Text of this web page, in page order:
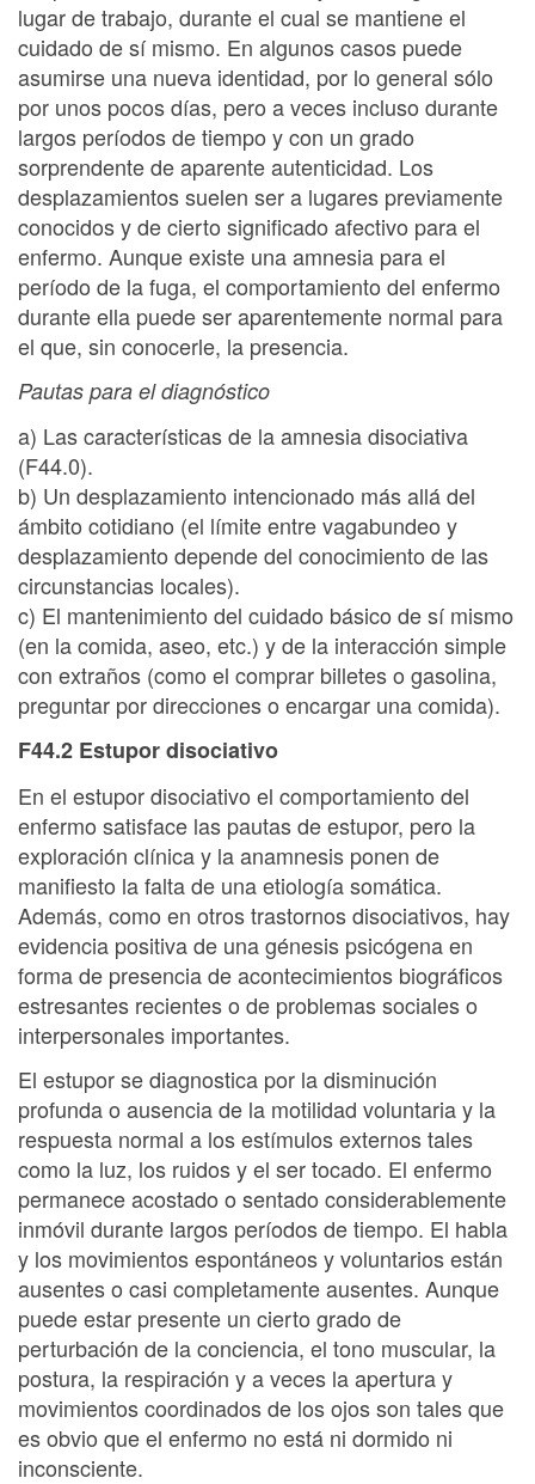
lugar de trabajo, durante el cual se mantiene el
cuidado de sí mismo. En algunos casos puede
asumirse una nueva identidad, por lo general sólo
por unos pocos días, pero a veces incluso durante
largos períodos de tiempo y con un grado
sorprendente de aparente autenticidad. Los
desplazamientos suelen ser a lugares previamente
conocidos y de cierto significado afectivo para el
enfermo. Aunque existe una amnesia para el
período de la fuga, el comportamiento del enfermo
durante ella puede ser aparentemente normal para
el que, sin conocerle, la presencia.
Pautas para el diagnóstico
a) Las características de la amnesia disociativa
(F44.0).
b) Un desplazamiento intencionado más allá del
ámbito cotidiano (el límite entre vagabundeo y
desplazamiento depende del conocimiento de las
circunstancias locales).
c) El mantenimiento del cuidado básico de sí mismo
(en la comida, aseo, etc.) y de la interacción simple
con extraños (como el comprar billetes o gasolina,
preguntar por direcciones o encargar una comida).
F44.2 Estupor disociativo
En el estupor disociativo el comportamiento del
enfermo satisface las pautas de estupor, pero la
exploración clínica y la anamnesis ponen de
manifiesto la falta de una etiología somática.
Además, como en otros trastornos disociativos, hay
evidencia positiva de una génesis psicógena en
forma de presencia de acontecimientos biográficos
estresantes recientes o de problemas sociales o
interpersonales importantes.
El estupor se diagnostica por la disminución
profunda o ausencia de la motilidad voluntaria y la
respuesta normal a los estímulos externos tales
como la luz, los ruidos y el ser tocado. El enfermo
permanece acostado o sentado considerablemente
inmóvil durante largos períodos de tiempo. El habla
y los movimientos espontáneos y voluntarios están
ausentes o casi completamente ausentes. Aunque
puede estar presente un cierto grado de
perturbación de la conciencia, el tono muscular, la
postura, la respiración y a veces la apertura y
movimientos coordinados de los ojos son tales que
es obvio que el enfermo no está ni dormido ni
inconsciente.